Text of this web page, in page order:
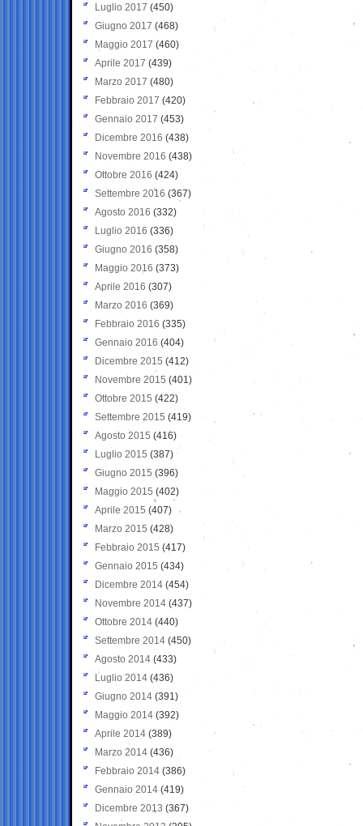
Luglio 2017 (450)
Giugno 2017 (468)
Maggio 2017 (460)
Aprile 2017 (439)
Marzo 2017 (480)
Febbraio 2017 (420)
Gennaio 2017 (453)
Dicembre 2016 (438)
Novembre 2016 (438)
Ottobre 2016 (424)
Settembre 2016 (367)
Agosto 2016 (332)
Luglio 2016 (336)
Giugno 2016 (358)
Maggio 2016 (373)
Aprile 2016 (307)
Marzo 2016 (369)
Febbraio 2016 (335)
Gennaio 2016 (404)
Dicembre 2015 (412)
Novembre 2015 (401)
Ottobre 2015 (422)
Settembre 2015 (419)
Agosto 2015 (416)
Luglio 2015 (387)
Giugno 2015 (396)
Maggio 2015 (402)
Aprile 2015 (407)
Marzo 2015 (428)
Febbraio 2015 (417)
Gennaio 2015 (434)
Dicembre 2014 (454)
Novembre 2014 (437)
Ottobre 2014 (440)
Settembre 2014 (450)
Agosto 2014 (433)
Luglio 2014 (436)
Giugno 2014 (391)
Maggio 2014 (392)
Aprile 2014 (389)
Marzo 2014 (436)
Febbraio 2014 (386)
Gennaio 2014 (419)
Dicembre 2013 (367)